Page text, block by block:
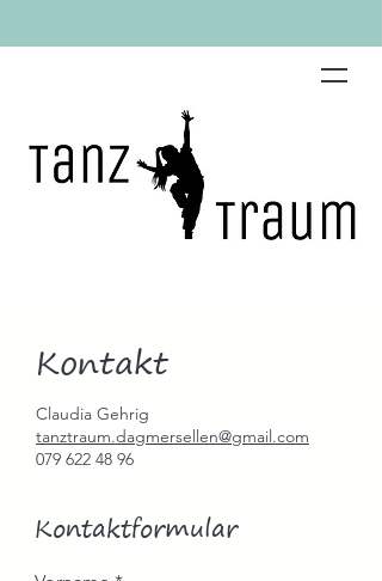
Kontakt
Claudia Gehrig
tanztraum.dagmersellen@gmail.com
079 622 48 96
Kontaktformular